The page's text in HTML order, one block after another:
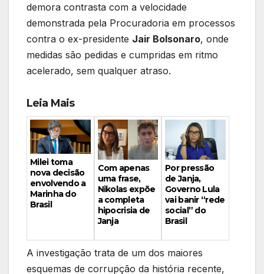
demora contrasta com a velocidade
demonstrada pela Procuradoria em processos
contra o ex-presidente Jair Bolsonaro, onde
medidas são pedidas e cumpridas em ritmo
acelerado, sem qualquer atraso.
Leia Mais
Milei toma
nova decisão
envolvendo a
Marinha do
Brasil
Com apenas
uma frase,
Nikolas expõe
a completa
hipocrisia de
Janja
Por pressão
de Janja,
Governo Lula
vai banir “rede
social” do
Brasil
A investigação trata de um dos maiores
esquemas de corrupção da história recente,